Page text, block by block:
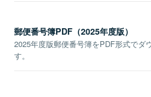
郵便番号簿PDF（2025年度版）
2025年度版郵便番号簿をPDF形式でダ
す。